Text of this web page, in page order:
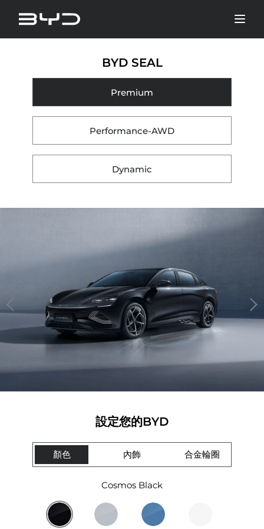
BYD SEAL
Premium
Performance-AWD
Dynamic
設定您的BYD
顏色 內飾 合金輪圈
Cosmos Black